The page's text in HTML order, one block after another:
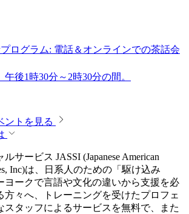
ログラム: 電話＆オンラインでの茶話会
後1時30分～2時30分の間。
ントを見る
サービス JASSI (Japanese American
Inc)は、日系人のための「駆け込み
ヨークで言語や文化の違いから支援を必
方々へ、トレーニングを受けたプロフェ
スタッフによるサービスを無料で、また